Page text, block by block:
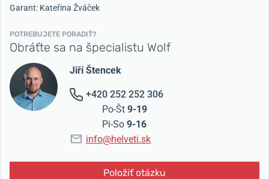
Garant: Kateřina Žváček
POTREBUJETE PORADIŤ?
Obráťte sa na špecialistu Wolf
Jiří Štencek
+420 252 252 306
Po-Št 9-19
Pi-So 9-16
info@helveti.sk
Položiť otázku